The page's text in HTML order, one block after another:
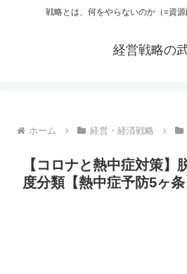
戦略とは、何をやらないのか（=資
経営戦略の
ホーム 経営・経済戦略
【コロナと熱中症対策】
度分類【熱中症予防5ヶ条